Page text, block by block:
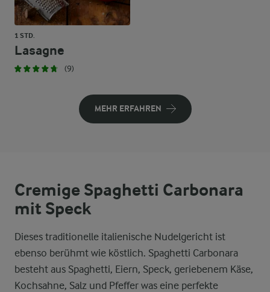
1 STD.
Lasagne
(9)
MEHR ERFAHREN
Cremige Spaghetti Carbonara
mit Speck
Dieses traditionelle italienische Nudelgericht ist
ebenso berühmt wie köstlich. Spaghetti Carbonara
besteht aus Spaghetti, Eiern, Speck, geriebenem Käse,
Kochsahne, Salz und Pfeffer was eine perfekte